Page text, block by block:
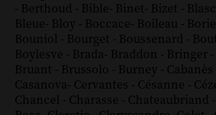
- Berthoud - Bible- Binet- Bizet -
Bleue- Bloy - Boccace- Boileau - Borie
Bouniol - Bourget - Boussenard -
Boylesve - Brada- Braddon - Bringer -
Bruant - Brussolo - Burney - Cabanès
Casanova- Cervantes - Césanne -
Chancel - Charasse - Chateaubriand -